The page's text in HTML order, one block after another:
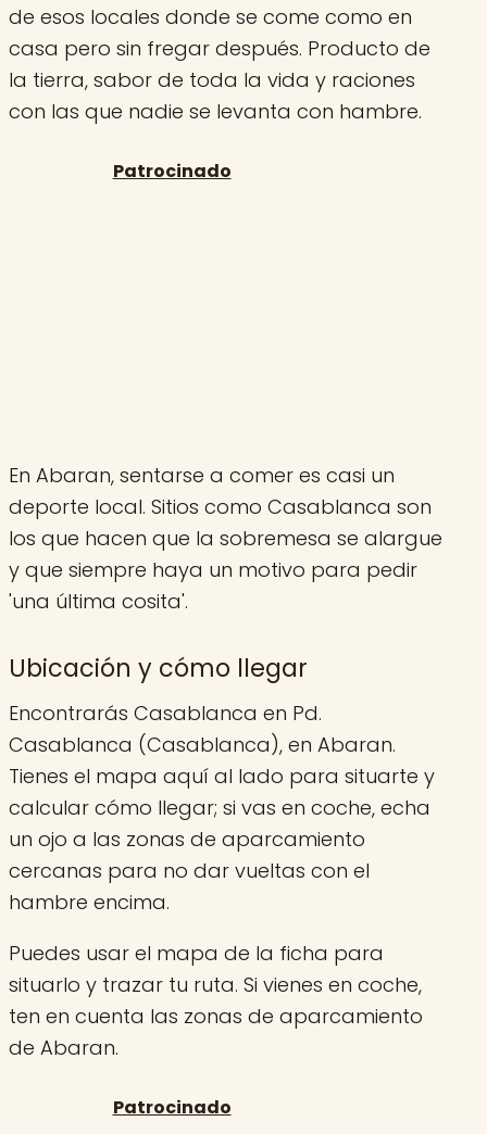
de esos locales donde se come como en
casa pero sin fregar después. Producto de
la tierra, sabor de toda la vida y raciones
con las que nadie se levanta con hambre.
En Abaran, sentarse a comer es casi un
deporte local. Sitios como Casablanca son
los que hacen que la sobremesa se alargue
y que siempre haya un motivo para pedir
'una última cosita'.
Ubicación y cómo llegar
Encontrarás Casablanca en Pd.
Casablanca (Casablanca), en Abaran.
Tienes el mapa aquí al lado para situarte y
calcular cómo llegar; si vas en coche, echa
un ojo a las zonas de aparcamiento
cercanas para no dar vueltas con el
hambre encima.
Puedes usar el mapa de la ficha para
situarlo y trazar tu ruta. Si vienes en coche,
ten en cuenta las zonas de aparcamiento
de Abaran.